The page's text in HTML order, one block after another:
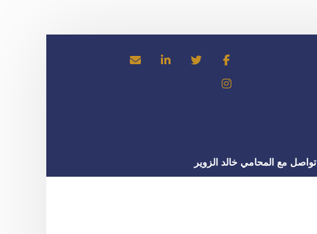
تواصل مع المحامي خالد الزوير